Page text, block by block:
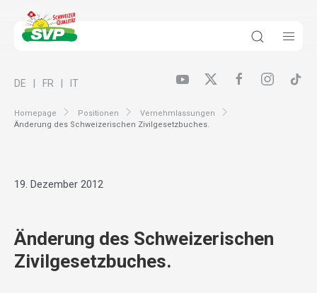
Homepage Positionen
Vernehmlassungen
Änderung des Schweizerischen Zivilgesetzbuches.
DE FR IT
19. Dezember 2012
Änderung des Schweizerischen
Zivilgesetzbuches.